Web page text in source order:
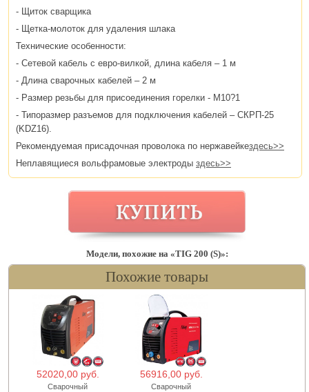
- Щиток сварщика
- Щетка-молоток для удаления шлака
Технические особенности:
- Сетевой кабель с евро-вилкой, длина кабеля – 1 м
- Длина сварочных кабелей – 2 м
- Размер резьбы для присоединения горелки - М10?1
- Типоразмер разъемов для подключения кабелей – СКРП-25
(KDZ16).
Рекомендуемая присадочная проволока по нержавейкездесь>>
Неплавящиеся вольфрамовые электроды здесь>>
Модели, похожие на «TIG 200 (S)»:
Похожие товары
52020,00 руб.
Сварочный
56916,00 руб.
Сварочный